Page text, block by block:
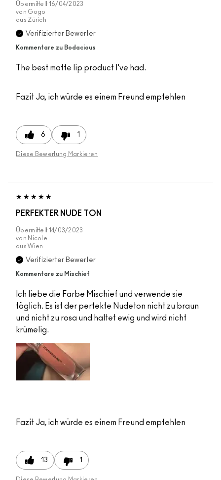
Übermittelt 16/04/2023
von Gogo
aus Zürich
Verifizierter Bewerter
Kommentare zu Bodacious
The best matte lip product I've had.
Fazit Ja, ich würde es einem Freund empfehlen
6 1
Diese Bewertung Markieren
PERFEKTER NUDE TON
Übermittelt 14/03/2023
von Nicole
aus Wien
Verifizierter Bewerter
Kommentare zu Mischief
Ich liebe die Farbe Mischief und verwende sie
täglich. Es ist der perfekte Nudeton nicht zu braun
und nicht zu rosa und haltet ewig und wird nicht
krümelig.
Fazit Ja, ich würde es einem Freund empfehlen
13 1